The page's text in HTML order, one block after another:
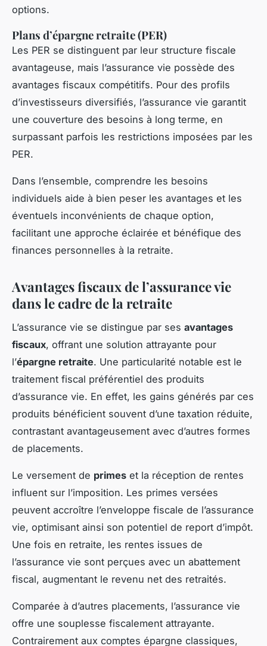
options.
Plans d’épargne retraite (PER)
Les PER se distinguent par leur structure fiscale
avantageuse, mais l’assurance vie possède des
avantages fiscaux compétitifs. Pour des profils
d’investisseurs diversifiés, l’assurance vie garantit
une couverture des besoins à long terme, en
surpassant parfois les restrictions imposées par les
PER.
Dans l’ensemble, comprendre les besoins
individuels aide à bien peser les avantages et les
éventuels inconvénients de chaque option,
facilitant une approche éclairée et bénéfique des
finances personnelles à la retraite.
Avantages fiscaux de l’assurance vie
dans le cadre de la retraite
L’assurance vie se distingue par ses avantages
fiscaux, offrant une solution attrayante pour
l’épargne retraite. Une particularité notable est le
traitement fiscal préférentiel des produits
d’assurance vie. En effet, les gains générés par ces
produits bénéficient souvent d’une taxation réduite,
contrastant avantageusement avec d’autres formes
de placements.
Le versement de primes et la réception de rentes
influent sur l’imposition. Les primes versées
peuvent accroître l’enveloppe fiscale de l’assurance
vie, optimisant ainsi son potentiel de report d’impôt.
Une fois en retraite, les rentes issues de
l’assurance vie sont perçues avec un abattement
fiscal, augmentant le revenu net des retraités.
Comparée à d’autres placements, l’assurance vie
offre une souplesse fiscalement attrayante.
Contrairement aux comptes épargne classiques,